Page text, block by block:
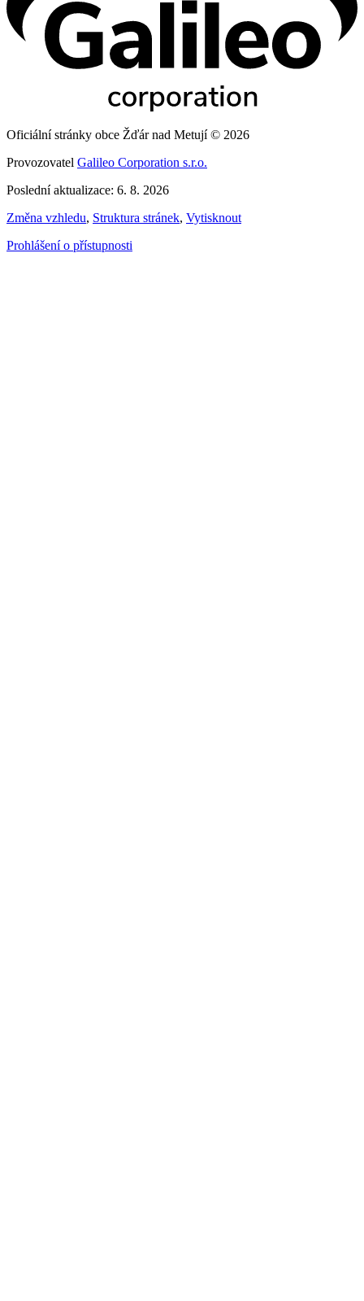
Oficiální stránky obce Žďár nad Metují © 2026
Provozovatel Galileo Corporation s.r.o.
Poslední aktualizace: 6. 8. 2026
Změna vzhledu, Struktura stránek, Vytisknout
Prohlášení o přístupnosti